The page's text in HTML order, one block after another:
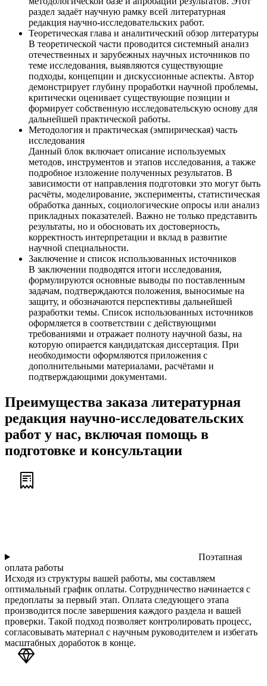
раздел задаёт научную рамку всей литературная
редакция научно-исследовательских работ.
Теоретическая глава и аналитический обзор литературы
В теоретической части проводится системный анализ
отечественных и зарубежных научных источников по
теме исследования, выявляются существующие
подходы, концепции и дискуссионные аспекты. Автор
демонстрирует глубину проработки научной проблемы,
критически оценивает существующие позиции и
формирует собственную исследовательскую основу для
дальнейшей практической работы.
Методология и практическая (эмпирическая) часть
исследования
Данный блок включает описание используемых
методов, инструментов и этапов исследования, а также
подробное изложение полученных результатов. В
зависимости от направления подготовки это могут быть
расчёты, моделирование, эксперименты, статистическая
обработка данных, социологические опросы или анализ
прикладных показателей. Важно не только представить
результаты, но и обосновать их достоверность,
корректность интерпретации и вклад в развитие
научной специальности.
Заключение и список использованных источников
В заключении подводятся итоги исследования,
формулируются основные выводы по поставленным
задачам, подтверждаются положения, выносимые на
защиту, и обозначаются перспективы дальнейшей
разработки темы. Список использованных источников
оформляется в соответствии с действующими
требованиями и отражает полноту научной базы, на
которую опирается кандидатская диссертация. При
необходимости оформляются приложения с
дополнительными материалами, расчётами и
подтверждающими документами.
Преимущества заказа литературная
редакция научно-исследовательских
работ у нас, включая помощь в
подготовке и консультации
Поэтапная
оплата работы
Исходя из структуры вашей работы, мы составляем
оптимальный график оплаты. Сотрудничество начинается с
предоплаты за первый этап. Оплата следующего этапа
производится после завершения каждого раздела и вашей
проверки. Такой подход позволяет контролировать процесс,
согласовывать материал с научным руководителем и избегать
масштабных доработок в конце.